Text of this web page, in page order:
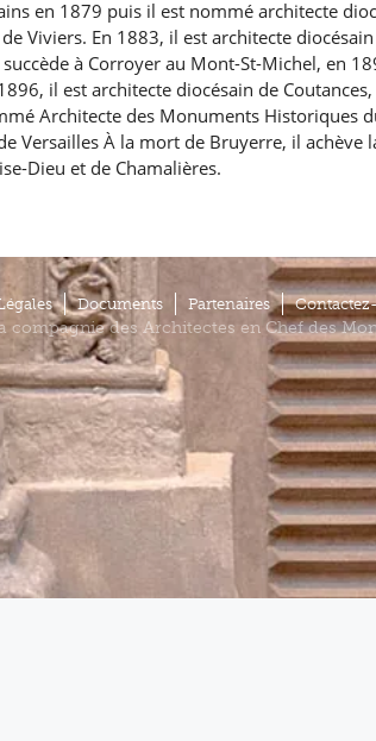
en 1879 puis il est nommé architecte
Viviers. En 1883, il est architecte
à Corroyer au Mont-St-Michel, en
il est architecte diocésain de
Architecte des Monuments Historiques
Versailles À la mort de Bruyerre, il
Dieu et de Chamalières.
Documents Partenaires
compagnie des Architectes en Chef des